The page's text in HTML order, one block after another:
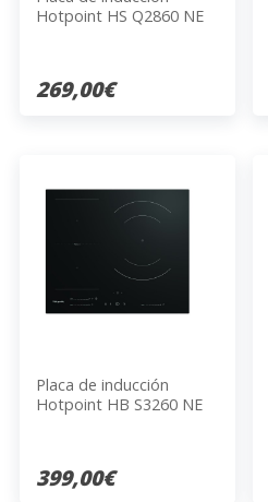
Hotpoint HS Q2860 NE
269,00€
Placa de inducción
Hotpoint HB S3260 NE
399,00€